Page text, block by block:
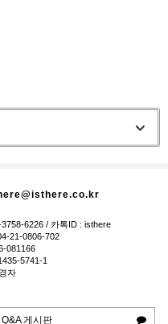
6226 / 카톡ID : isthere
21-0806-702
081166
5741-1
자
Q&A 게시판